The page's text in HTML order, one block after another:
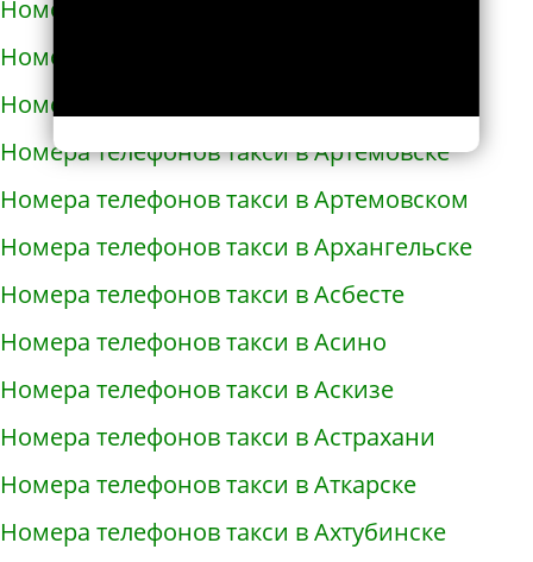
Номера телефонов такси в Арсеньеве
Номера телефонов такси в Арске
Номера телефонов такси в Артеме
Номера телефонов такси в Артёмовске
Номера телефонов такси в Артемовском
Номера телефонов такси в Архангельске
Номера телефонов такси в Асбесте
Номера телефонов такси в Асино
Номера телефонов такси в Аскизе
Номера телефонов такси в Астрахани
Номера телефонов такси в Аткарске
Номера телефонов такси в Ахтубинске